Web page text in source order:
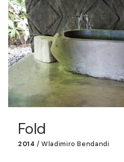
Fold
2014 / Wladimiro Bendandi